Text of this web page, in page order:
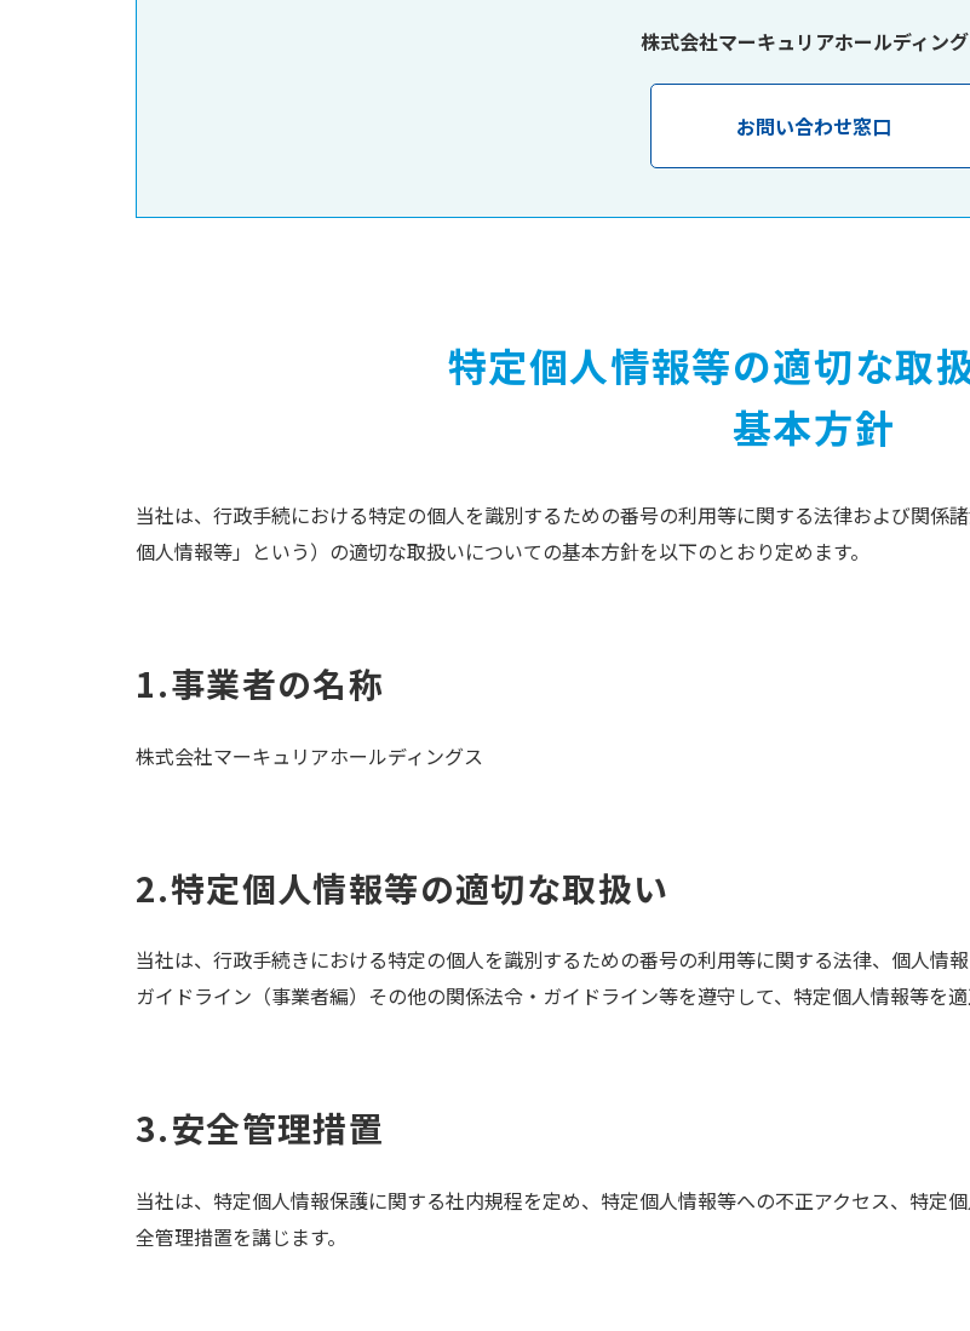
株式会社マーキュリアホールディン
お問い合わせ窓口
特定個人情報等の適切な取
基本方針
当社は、行政手続における特定の個人を識別するための番号の利用等に関する法律および関係
個人情報等」という）の適切な取扱いについての基本方針を以下のとおり定めます。
1.事業者の名称
株式会社マーキュリアホールディングス
2.特定個人情報等の適切な取扱い
当社は、行政手続きにおける特定の個人を識別するための番号の利用等に関する法律、個人情
ガイドライン（事業者編）その他の関係法令・ガイドライン等を遵守して、特定個人情報等を適
3.安全管理措置
当社は、特定個人情報保護に関する社内規程を定め、特定個人情報等への不正アクセス、特定
全管理措置を講じます。